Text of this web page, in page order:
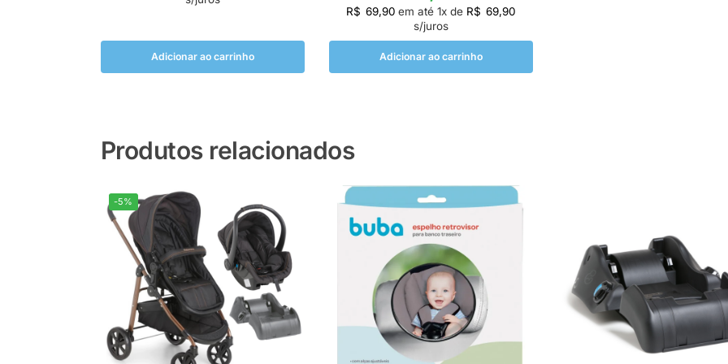
Adicionar ao carrinho
R$ 69,90 em até1x de R$ 69,90
s/juros
Adicionar ao carrinho
Produtos relacionados
-5%